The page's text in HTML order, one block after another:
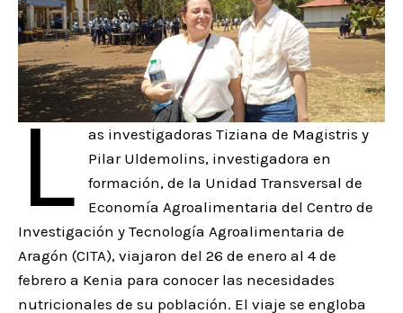
L
as investigadoras Tiziana de Magistris y
Pilar Uldemolins, investigadora en
formación, de la Unidad Transversal de
Economía Agroalimentaria del Centro de
Investigación y Tecnología Agroalimentaria de
Aragón (CITA), viajaron del 26 de enero al 4 de
febrero a Kenia para conocer las necesidades
nutricionales de su población. El viaje se engloba